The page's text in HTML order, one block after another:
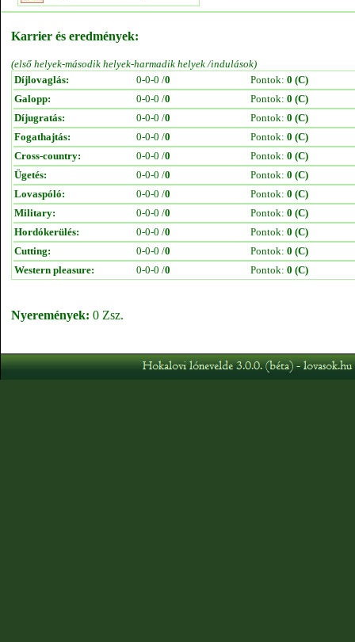
Karrier és eredmények:
(első helyek-második helyek-harmadik helyek /indulások)
Díjlovaglás:
0-0-0 /0 Pontok: 0 (C)
Galopp:
0-0-0 /0 Pontok: 0 (C)
Díjugratás:
0-0-0 /0 Pontok: 0 (C)
Fogathajtás:
0-0-0 /0 Pontok: 0 (C)
Cross-country:
0-0-0 /0 Pontok: 0 (C)
Ügetés:
0-0-0 /0 Pontok: 0 (C)
Lovaspóló:
0-0-0 /0 Pontok: 0 (C)
Military:
0-0-0 /0 Pontok: 0 (C)
Hordókerülés:
0-0-0 /0 Pontok: 0 (C)
Cutting:
0-0-0 /0 Pontok: 0 (C)
Western pleasure:
0-0-0 /0 Pontok: 0 (C)
Nyeremények: 0 Zsz.